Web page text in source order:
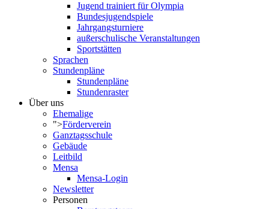
Jugend trainiert für Olympia
Bundesjugendspiele
Jahrgangsturniere
außerschulische Veranstaltungen
Sportstätten
Sprachen
Stundenpläne
Stundenpläne
Stundenraster
Über uns
Ehemalige
">Förderverein
Ganztagsschule
Gebäude
Leitbild
Mensa
Mensa-Login
Newsletter
Personen